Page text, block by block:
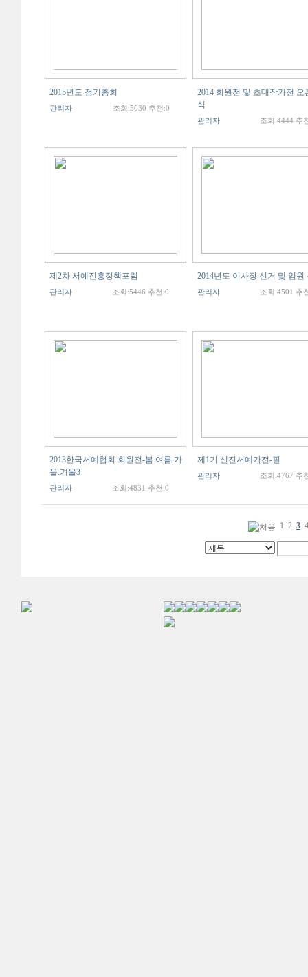
2015년도 정기총회
관리자 조회:5030 추천:0
2014 회원전 및 초대작가전 오
식
관리자 조회:4444 추
제2차 서예진흥정책포럼
관리자 조회:5446 추천:0
2014년도 이사장 선거 및 임원
관리자 조회:4501 추
2013한국서예협회 회원전-봄.여름.가
을.겨울3
관리자 조회:4831 추천:0
제1기 신진서예가전-필
관리자 조회:4767 추
1 2 3 4